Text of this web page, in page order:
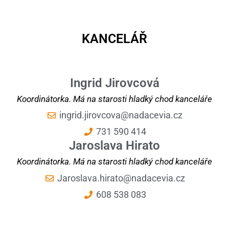
KANCELÁŘ
Ingrid Jirovcová
Koordinátorka. Má na starosti hladký chod kanceláře
ingrid.jirovcova@nadacevia.cz
731 590 414
Jaroslava Hirato
Koordinátorka. Má na starosti hladký chod kanceláře
Jaroslava.hirato@nadacevia.cz
608 538 083